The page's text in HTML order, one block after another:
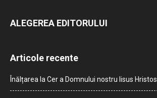
ALEGEREA EDITORULUI
Articole recente
Înălțarea la Cer a Domnului nostru Iisus Hristos